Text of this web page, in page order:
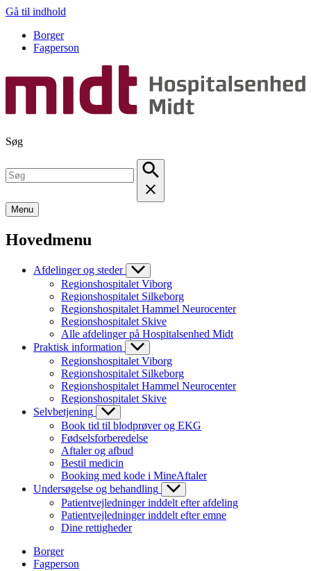
Gå til indhold
Borger
Fagperson
Søg
Menu
Hovedmenu
Afdelinger og steder
Regionshospitalet Viborg
Regionshospitalet Silkeborg
Regionshospitalet Hammel Neurocenter
Regionshospitalet Skive
Alle afdelinger på Hospitalsenhed Midt
Praktisk information
Regionshospitalet Viborg
Regionshospitalet Silkeborg
Regionshospitalet Hammel Neurocenter
Regionshospitalet Skive
Selvbetjening
Book tid til blodprøver og EKG
Fødselsforberedelse
Aftaler og afbud
Bestil medicin
Booking med kode i MineAftaler
Undersøgelse og behandling
Patientvejledninger inddelt efter afdeling
Patientvejledninger inddelt efter emne
Dine rettigheder
Borger
Fagperson